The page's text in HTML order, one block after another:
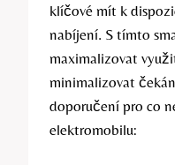
klíčové mít k
nabíjení. S tímto
maximalizovat
minimalizovat
doporučení pro co
elektromobilu: